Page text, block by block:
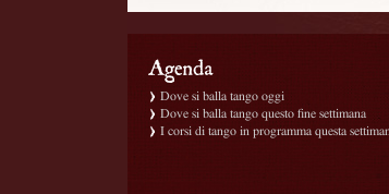
Dove si balla tango oggi
Dove si balla tango questo fine settimana
I corsi di tango in programma questa